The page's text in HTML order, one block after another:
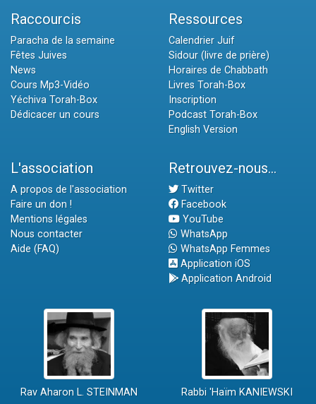
Raccourcis
Paracha de la semaine
Fêtes Juives
News
Cours Mp3-Vidéo
Yéchiva Torah-Box
Dédicacer un cours
Ressources
Calendrier Juif
Sidour (livre de prière)
Horaires de Chabbath
Livres Torah-Box
Inscription
Podcast Torah-Box
English Version
L'association
A propos de l'association
Faire un don !
Mentions légales
Nous contacter
Aide (FAQ)
Retrouvez-nous...
Twitter
Facebook
YouTube
WhatsApp
WhatsApp Femmes
Application iOS
Application Android
Rav Aharon L. STEINMAN Rabbi 'Haïm KANIEWSKI